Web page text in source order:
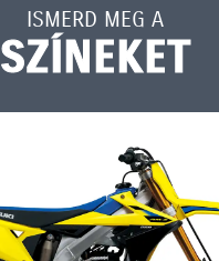
ISMERD MEG A
SZÍNEKET